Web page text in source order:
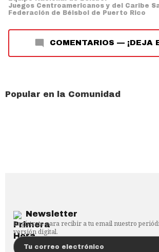
Juegos Centroamericanos y del Caribe
Federación de Béisbol de Puerto Rico
COMENTARIOS — ¡DEJA
Popular en la Comunidad
Newsletter
Regístrate para recibir a tu email nuestro
versión digital.